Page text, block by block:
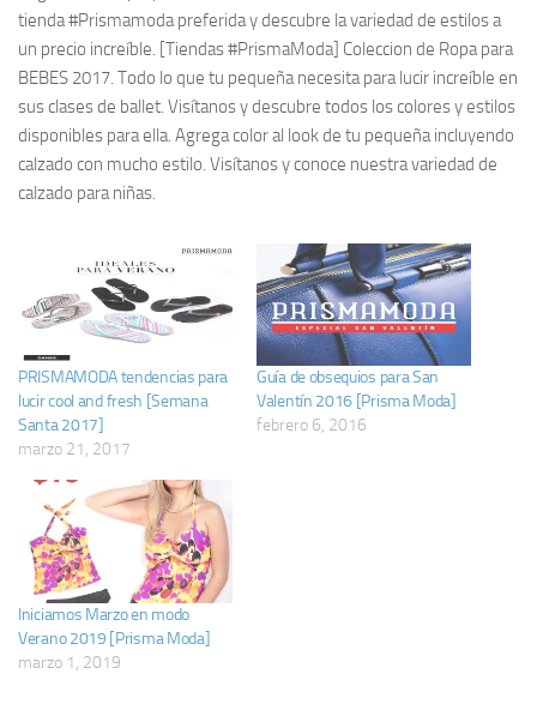
tienda #Prismamoda preferida y descubre la variedad de estilos a
un precio increíble. [Tiendas #PrismaModa] Coleccion de Ropa para
BEBES 2017. Todo lo que tu pequeña necesita para lucir increíble en
sus clases de ballet. Visítanos y descubre todos los colores y estilos
disponibles para ella. Agrega color al look de tu pequeña incluyendo
calzado con mucho estilo. Visítanos y conoce nuestra variedad de
calzado para niñas.
PRISMAMODA tendencias para
lucir cool and fresh [Semana
Santa 2017]
marzo 21, 2017
Guía de obsequios para San
Valentín 2016 [Prisma Moda]
febrero 6, 2016
Iniciamos Marzo en modo
Verano 2019 [Prisma Moda]
marzo 1, 2019